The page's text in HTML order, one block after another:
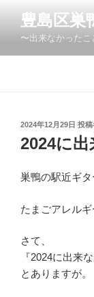
ン
豊島区巣
〜出来なかった
投
稿
日:
2024年12月29日 投稿
2024に
巣鴨の駅近ギ
たまごアレル
さて、
『2024に出来
とありますが。